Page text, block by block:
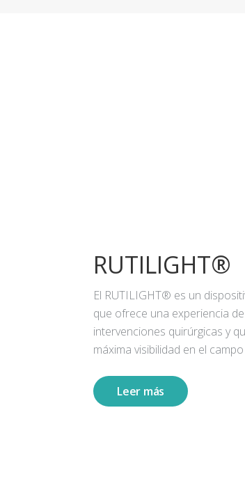
RUTILIGHT®
El RUTILIGHT® es un
que ofrece una experiencia
intervenciones quirúrgicas y
máxima visibilidad en el
Leer más